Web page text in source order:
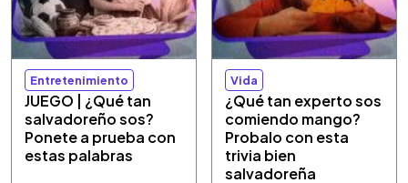
Entretenimiento
JUEGO | ¿Qué tan
salvadoreño sos?
Ponete a prueba con
estas palabras
Vida
¿Qué tan experto sos
comiendo mango?
Probalo con esta
trivia bien
salvadoreña